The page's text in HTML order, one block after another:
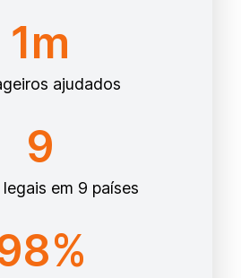
1m
ajudados
9
em 9 países